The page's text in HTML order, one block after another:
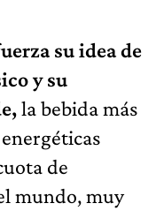
su idea de
y su
la bebida más
de
mundo, muy